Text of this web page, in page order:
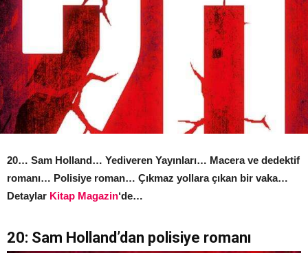
20… Sam Holland… Yediveren Yayınları… Macera ve dedektif
romanı… Polisiye roman… Çıkmaz yollara çıkan bir vaka…
Detaylar Kitap Magazin‘de…
20: Sam Holland’dan polisiye romanı